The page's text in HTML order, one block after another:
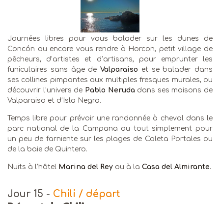
Journées libres pour vous balader sur les dunes de
Concón ou encore vous rendre à Horcon, petit village de
pêcheurs, d’artistes et d’artisans, pour emprunter les
funiculaires sans âge de Valparaiso et se balader dans
ses collines pimpantes aux multiples fresques murales, ou
découvrir l’univers de Pablo Neruda dans ses maisons de
Valparaiso et d’Isla Negra.
Temps libre pour prévoir une randonnée à cheval dans le
parc national de la Campana ou tout simplement pour
un peu de farniente sur les plages de Caleta Portales ou
de la baie de Quintero.
Nuits à l’hôtel Marina del Rey ou à la Casa del Almirante.
Jour 15 - Chili / départ